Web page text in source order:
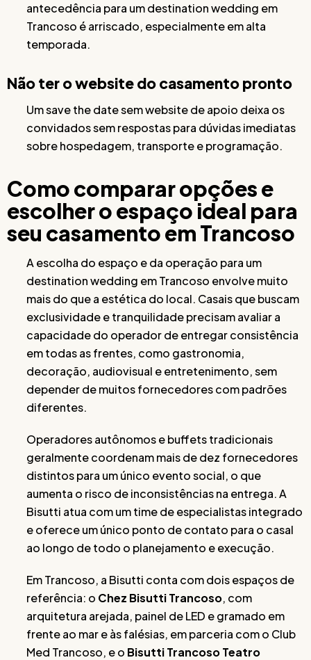
antecedência para um destination wedding em
Trancoso é arriscado, especialmente em alta
temporada.
Não ter o website do casamento pronto
Um save the date sem website de apoio deixa os
convidados sem respostas para dúvidas imediatas
sobre hospedagem, transporte e programação.
Como comparar opções e
escolher o espaço ideal para
seu casamento em Trancoso
A escolha do espaço e da operação para um
destination wedding em Trancoso envolve muito
mais do que a estética do local. Casais que buscam
exclusividade e tranquilidade precisam avaliar a
capacidade do operador de entregar consistência
em todas as frentes, como gastronomia,
decoração, audiovisual e entretenimento, sem
depender de muitos fornecedores com padrões
diferentes.
Operadores autônomos e buffets tradicionais
geralmente coordenam mais de dez fornecedores
distintos para um único evento social, o que
aumenta o risco de inconsistências na entrega. A
Bisutti atua com um time de especialistas integrado
e oferece um único ponto de contato para o casal
ao longo de todo o planejamento e execução.
Em Trancoso, a Bisutti conta com dois espaços de
referência: o Chez Bisutti Trancoso, com
arquitetura arejada, painel de LED e gramado em
frente ao mar e às falésias, em parceria com o Club
Med Trancoso, e o Bisutti Trancoso Teatro